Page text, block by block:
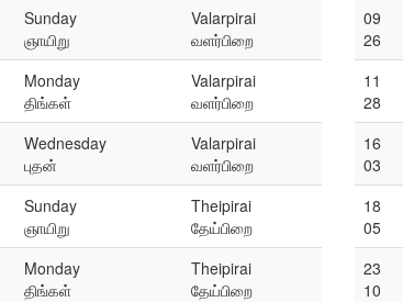
Sunday
ஞாயிறு
Valarpirai
வளர்பிறை
Monday
திங்கள்
Valarpirai
வளர்பிறை
Wednesday
புதன்
Valarpirai
வளர்பிறை
Sunday
ஞாயிறு
Theipirai
தேய்பிறை
Monday
திங்கள்
Theipirai
தேய்பிறை
09
26
11
28
16
03
18
05
23
10